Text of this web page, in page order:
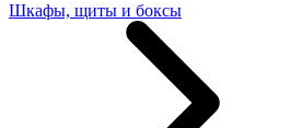
Шкафы, щиты и боксы